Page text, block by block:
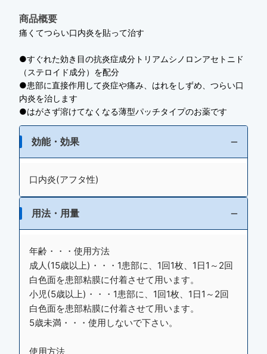
商品概要
痛くてつらい口内炎を貼って治す
●すぐれた効き目の抗炎症成分トリアムシノロンアセトニド
（ステロイド成分）を配分
●患部に直接作用して炎症や痛み、はれをしずめ、つらい口
内炎を治します
●はがさず溶けてなくなる薄型パッチタイプのお薬です
効能・効果
口内炎(アフタ性)
用法・用量
年齢・・・使用方法
成人(15歳以上)・・・1患部に、1回1枚、1日1～2回
白色面を患部粘膜に付着させて用います。
小児(5歳以上)・・・1患部に、1回1枚、1日1～2回
白色面を患部粘膜に付着させて用います。
5歳未満・・・使用しないで下さい。
使用方法